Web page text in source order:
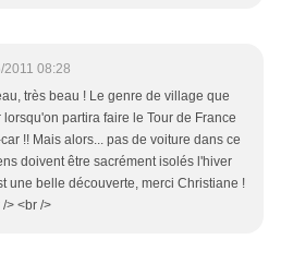
2011 08:28
très beau ! Le genre de village que
partira faire le Tour de France
!! Mais alors... pas de voiture dans ce
doivent être sacrément isolés l'hiver
une belle découverte, merci Christiane !
/> <br />